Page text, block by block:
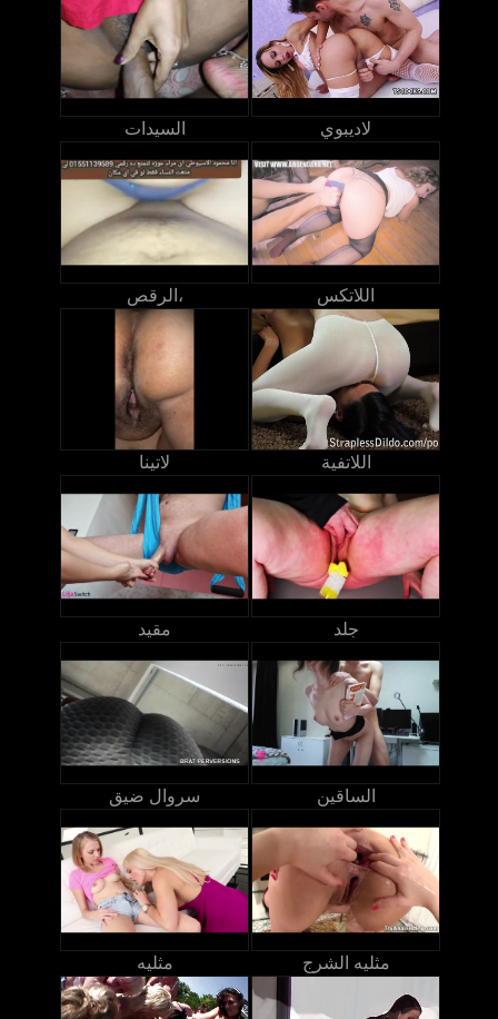
السيدات لاديبوي
الرقص، اللاتكس
لاتينا اللاتفية
مقيد جلد
سروال ضيق الساقين
مثليه مثليه الشرج